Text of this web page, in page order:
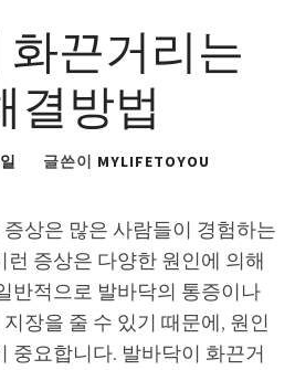
끈거리는
결방법
글쓴이 MYLIFETOYOU
상은 많은 사람들이 경험하는
증상은 다양한 원인에 의해
반적으로 발바닥의 통증이나
장을 줄 수 있기 때문에, 원인
중요합니다. 발바닥이 화끈거